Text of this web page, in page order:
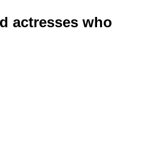
actresses who